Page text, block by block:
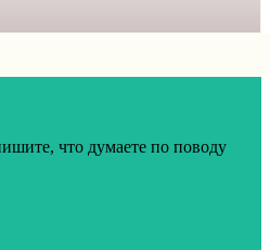
что думаете по поводу